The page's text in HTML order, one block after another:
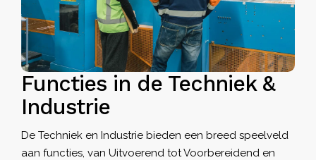
Functies in de Techniek &
Industrie
De Techniek en Industrie bieden een breed speelveld
aan functies, van Uitvoerend tot Voorbereidend en